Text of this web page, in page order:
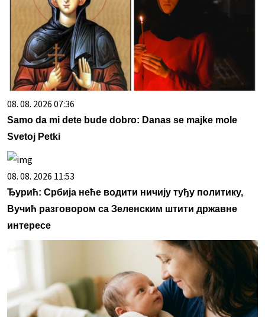
08. 08. 2026 07:36
Samo da mi dete bude dobro: Danas se majke mole
Svetoj Petki
08. 08. 2026 11:53
Ђурић: Србија неће водити ничију туђу политику,
Вучић разговором са Зеленским штити државне
интересе